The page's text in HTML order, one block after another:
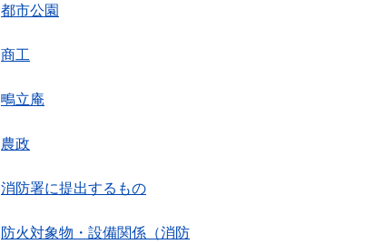
都市公園
商工
鴫立庵
農政
消防署に提出するもの
防火対象物・設備関係（消防